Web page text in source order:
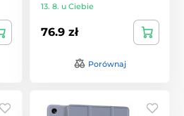
13. 8. u Ciebie
76.9 zł
Porównaj